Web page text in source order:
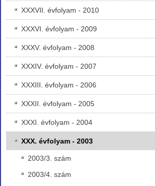
XXXVII. évfolyam - 2010
XXXVI. évfolyam - 2009
XXXV. évfolyam - 2008
XXXIV. évfolyam - 2007
XXXIII. évfolyam - 2006
XXXII. évfolyam - 2005
XXXI. évfolyam - 2004
XXX. évfolyam - 2003
2003/3. szám
2003/4. szám